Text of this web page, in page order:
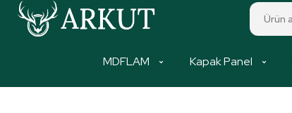
MDFLAM Kapak Panel